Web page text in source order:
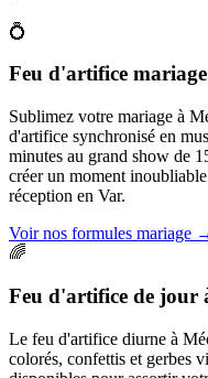
💍
Feu d'artifice mariage
Sublimez votre mariage à
d'artifice synchronisé en
minutes au grand show de
créer un moment
réception en Var.
Voir nos formules mariage
🌈
Feu d'artifice de jour
Le feu d'artifice diurne à
colorés, confettis et gerbes